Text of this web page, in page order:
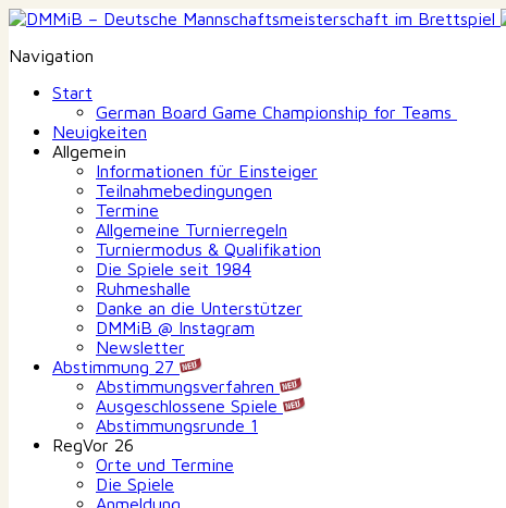
Navigation
Start
German Board Game Championship for Teams
Neuigkeiten
Allgemein
Informationen für Einsteiger
Teilnahmebedingungen
Termine
Allgemeine Turnierregeln
Turniermodus & Qualifikation
Die Spiele seit 1984
Ruhmeshalle
Danke an die Unterstützer
DMMiB @ Instagram
Newsletter
Abstimmung 27
Abstimmungsverfahren
Ausgeschlossene Spiele
Abstimmungsrunde 1
RegVor 26
Orte und Termine
Die Spiele
Anmeldung